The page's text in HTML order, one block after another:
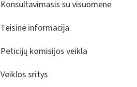
Konsultavimasis su visuomene
Teisinė informacija
Peticijų komisijos veikla
Veiklos sritys